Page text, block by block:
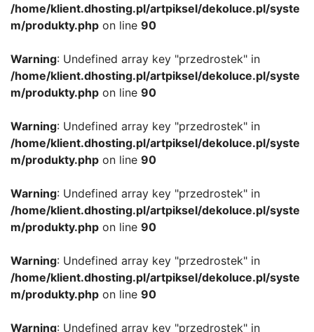
/home/klient.dhosting.pl/artpiksel/dekoluce.pl/syste
m/produkty.php on line 90
Warning: Undefined array key "przedrostek" in
/home/klient.dhosting.pl/artpiksel/dekoluce.pl/syste
m/produkty.php on line 90
Warning: Undefined array key "przedrostek" in
/home/klient.dhosting.pl/artpiksel/dekoluce.pl/syste
m/produkty.php on line 90
Warning: Undefined array key "przedrostek" in
/home/klient.dhosting.pl/artpiksel/dekoluce.pl/syste
m/produkty.php on line 90
Warning: Undefined array key "przedrostek" in
/home/klient.dhosting.pl/artpiksel/dekoluce.pl/syste
m/produkty.php on line 90
Warning: Undefined array key "przedrostek" in